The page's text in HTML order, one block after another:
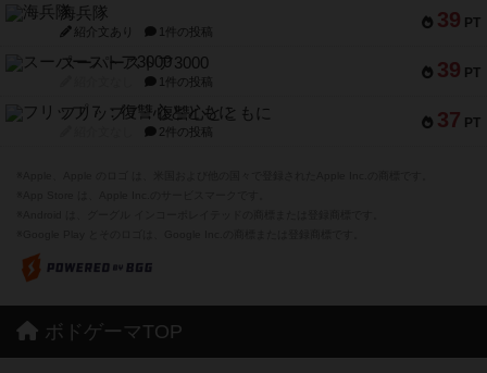
39 PT
海兵隊
紹介文あり 1件の投稿
39 PT
スーパーストア3000
1件の投稿
37 PT
フリップ７：復讐心とともに
2件の投稿
ボドゲーマTOP